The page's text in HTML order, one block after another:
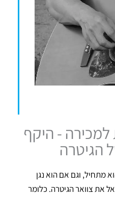
- היקף
הגיטרה
מתחיל, וגם אם הוא נגן
את צוואר הגיטרה. כלומר